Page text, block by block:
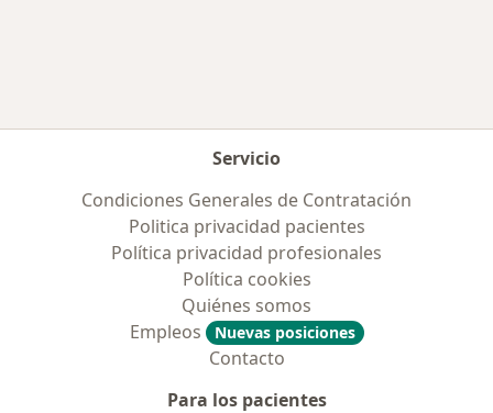
Servicio
Condiciones Generales de Contratación
Politica privacidad pacientes
Política privacidad profesionales
Política cookies
Quiénes somos
Empleos
Nuevas posiciones
Contacto
Para los pacientes